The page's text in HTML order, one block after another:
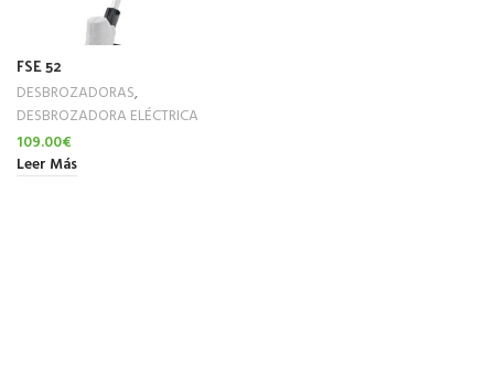
FSE 52
DESBROZADORAS,
DESBROZADORA ELÉCTRICA
109.00€
Leer Más